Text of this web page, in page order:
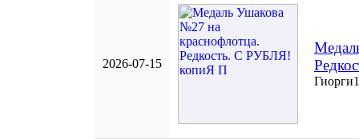
2026-07-15
Гиорги1